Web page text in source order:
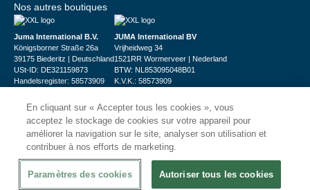
Nos autres boutiques
Juma International B.V.
Königsborner Straße 26a
39175 Biederitz | Deutschland
USt-ID: DE321159873
Handelsregister: 58573909
JUMA International BV
Vrijheidweg 34
1521RR Wormerveer | Nederland
BTW: NL853095048B01
K.V.K.: 58573909
© 2026CHRshop
En cliquant sur « Accepter tous les cookies », vous
acceptez le stockage de cookies sur votre appareil pour
améliorer la navigation sur le site, analyser son utilisation et
contribuer à nos efforts de marketing.
Paramètres des cookies Autoriser tous les cookies